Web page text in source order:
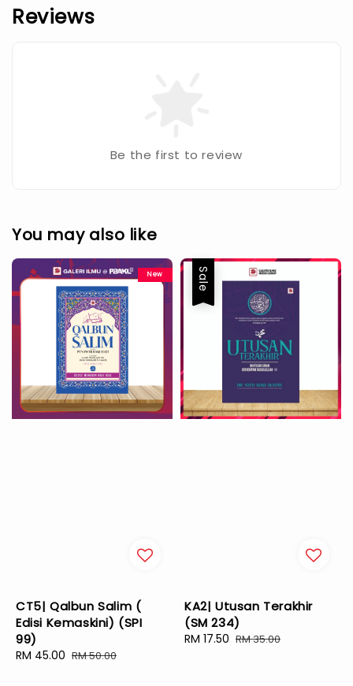
Reviews
Be the first to review
You may also like
New
CT5| Qalbun Salim (
Edisi Kemaskini) (SPI
99)
Sale
RM 45.00 Regular
RM 50.00
Sale
KA2| Utusan Terakhir
(SM 234)
Sale
RM 17.50 Regular
RM 35.00